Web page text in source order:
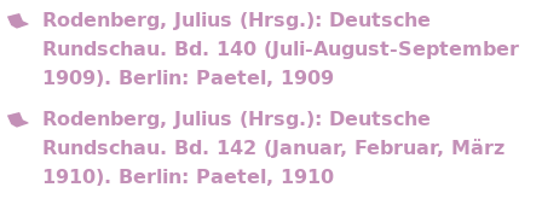
Rodenberg, Julius (Hrsg.): Deutsche
Rundschau. Bd. 140 (Juli-August-September
1909). Berlin: Paetel, 1909
Rodenberg, Julius (Hrsg.): Deutsche
Rundschau. Bd. 142 (Januar, Februar, März
1910). Berlin: Paetel, 1910